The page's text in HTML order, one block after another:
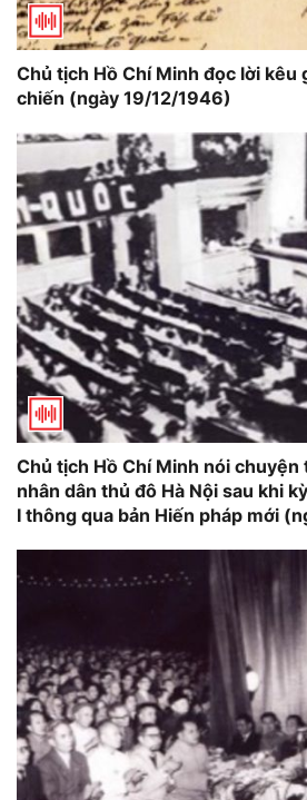
Chủ tịch Hồ Chí Minh đọc lời kêu
chiến (ngày 19/12/1946)
Chủ tịch Hồ Chí Minh nói
nhân dân thủ đô Hà Nội sau khi
I thông qua bản Hiến pháp mới